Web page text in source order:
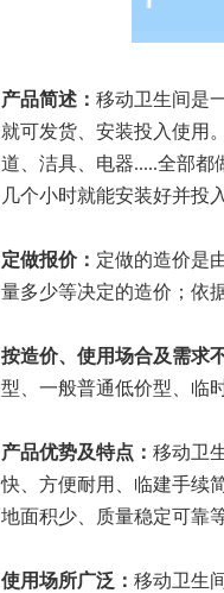
产品简述： 移动卫生间是
就可发货、安装投入使用
道、洁具、电器.....全部
几个小时就能安装好并投
定做报价： 定做的造价是
量多少等决定的造价；依
按造价、使用场合及需求
型、一般普通低价型、临
产品优势及特点： 移动卫
快、方便耐用、临建手续
地面积少、质量稳定可靠
使用场所广泛： 移动卫生